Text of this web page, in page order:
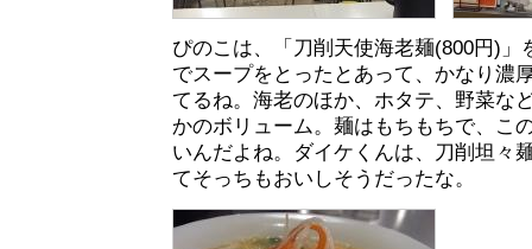
ぴのこは、「刀削天使海老麺(800円)」
でスープをとったとあって、かなり濃
てるね。海老のほか、ホタテ、野菜な
かのボリューム。麺はもちもちで、こ
いんだよね。ダイケくんは、刀削坦々
てそっちもおいしそうだったな。